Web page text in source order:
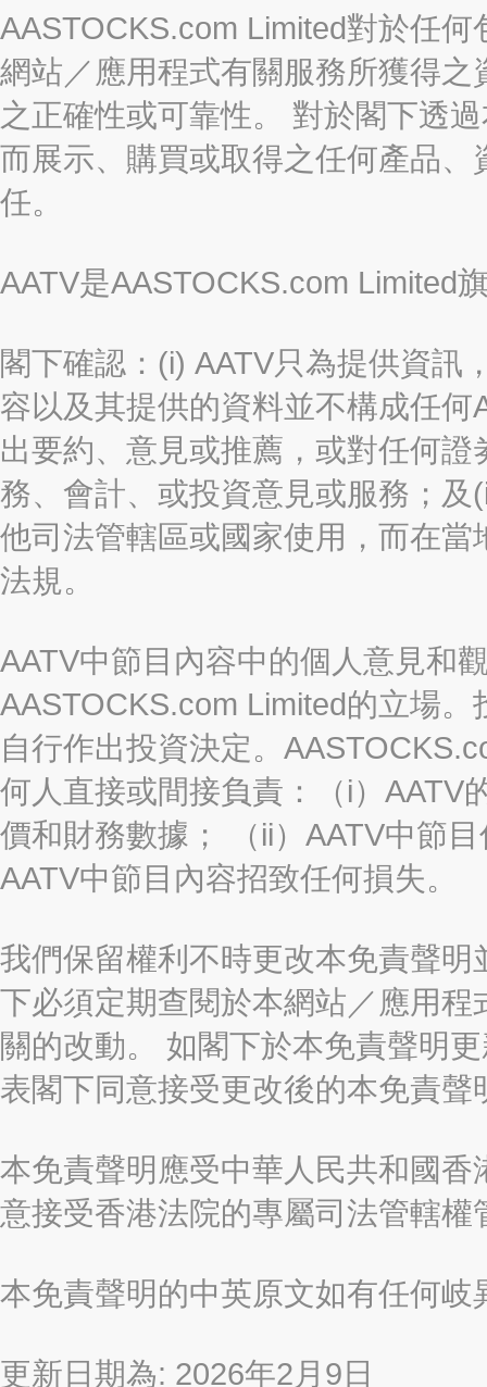
AASTOCKS.com Limited對於任
網站／應用程式有關服務所獲得
之正確性或可靠性。 對於閣下透
而展示、購買或取得之任何產品
任。
AATV是AASTOCKS.com Limited
閣下確認：(i) AATV只為提供資訊
容以及其提供的資料並不構成任
出要約、意見或推薦，或對任何
務、會計、或投資意見或服務；
他司法管轄區或國家使用，而在
法規。
AATV中節目內容中的個人意見和
AASTOCKS.com Limited的立場
自行作出投資決定。
何人直接或間接負責：（i）AATV
價和財務數據； （ii）AATV中節
AATV中節目內容招致任何損失。
我們保留權利不時更改本免責聲
下必須定期查閱於本網站／應用
關的改動。 如閣下於本免責聲明
表閣下同意接受更改後的本免責聲
本免責聲明應受中華人民共和國
意接受香港法院的專屬司法管轄權
本免責聲明的中英原文如有任何
更新日期為: 2026年2月9日